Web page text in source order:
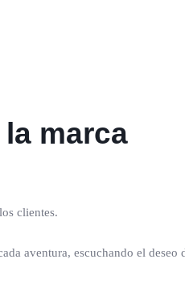
marca
clientes.
aventura, escuchando el deseo